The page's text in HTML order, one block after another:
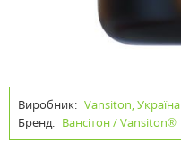
Виробник: Vansiton, Україна
Бренд: Вансітон / Vansiton®